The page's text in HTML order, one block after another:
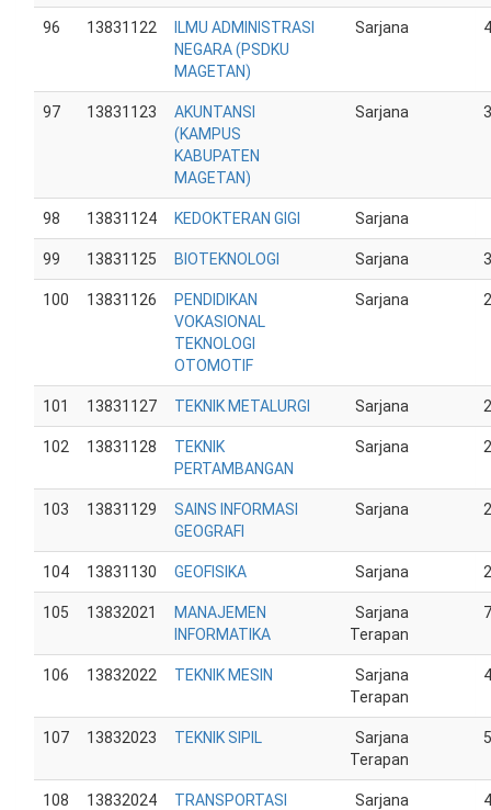
96 13831122
ILMU ADMINISTRASI
NEGARA (PSDKU
MAGETAN)
Sarjana
97 13831123
AKUNTANSI
(KAMPUS
KABUPATEN
MAGETAN)
Sarjana
98 13831124 KEDOKTERAN GIGI Sarjana
99 13831125 BIOTEKNOLOGI Sarjana
100 13831126
PENDIDIKAN
VOKASIONAL
TEKNOLOGI
OTOMOTIF
Sarjana
101 13831127 TEKNIK METALURGI Sarjana
102 13831128
TEKNIK
PERTAMBANGAN
Sarjana
103 13831129
SAINS INFORMASI
GEOGRAFI
Sarjana
104 13831130 GEOFISIKA Sarjana
105 13832021
MANAJEMEN
INFORMATIKA
Sarjana
Terapan
106 13832022 TEKNIK MESIN
Sarjana
Terapan
107 13832023 TEKNIK SIPIL
Sarjana
Terapan
108 13832024 TRANSPORTASI
Sarjana